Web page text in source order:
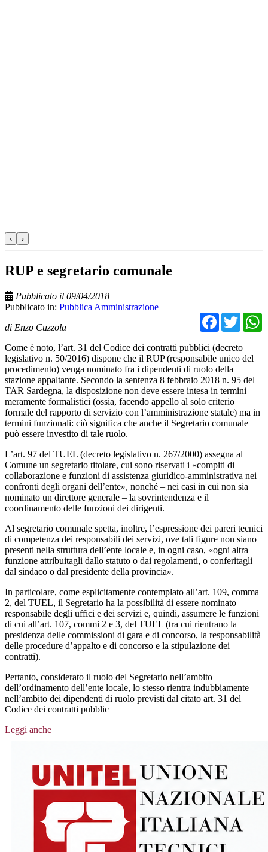
‹ ›
RUP e segretario comunale
Pubblicato il 09/04/2018
Pubblicato in: Pubblica Amministrazione
di Enzo Cuzzola
Come è noto, l’art. 31 del Codice dei contratti pubblici (decreto
legislativo n. 50/2016) dispone che il RUP (responsabile unico del
procedimento) venga nominato fra i dipendenti di ruolo della
stazione appaltante. Secondo la sentenza 8 febbraio 2018 n. 95 del
TAR Sardegna, la disposizione non deve essere intesa in termini
meramente formalistici (ossia, facendo appello al solo criterio
formale del rapporto di servizio con l’amministrazione statale) ma in
termini funzionali: ciò significa che anche il Segretario comunale
può essere investito di tale ruolo.
L’art. 97 del TUEL (decreto legislativo n. 267/2000) assegna al
Comune un segretario titolare, cui sono riservati i «compiti di
collaborazione e funzioni di assistenza giuridico-amministrativa nei
confronti degli organi dell’ente», nonché – nei casi in cui non sia
nominato un direttore generale – la sovrintendenza e il
coordinamento delle funzioni dei dirigenti.
Al segretario comunale spetta, inoltre, l’espressione dei pareri tecnici
di competenza dei responsabili dei servizi, ove tali figure non siano
presenti nella struttura dell’ente locale e, in ogni caso, «ogni altra
funzione attribuitagli dallo statuto o dai regolamenti, o conferitagli
dal sindaco o dal presidente della provincia».
In particolare, come esplicitamente contemplato all’art. 109, comma
2, del TUEL, il Segretario ha la possibilità di essere nominato
responsabile degli uffici e dei servizi e, quindi, assumere le funzioni
di cui all’art. 107, commi 2 e 3, del TUEL (tra cui rientrano la
presidenza delle commissioni di gara e di concorso, la responsabilità
delle procedure d’appalto e di concorso e la stipulazione dei
contratti).
Pertanto, considerato il ruolo del Segretario nell’ambito
dell’ordinamento dell’ente locale, lo stesso rientra indubbiamente
nell’ambito dei dipendenti di ruolo previsti dal citato art. 31 del
Codice dei contratti pubblic
Leggi anche